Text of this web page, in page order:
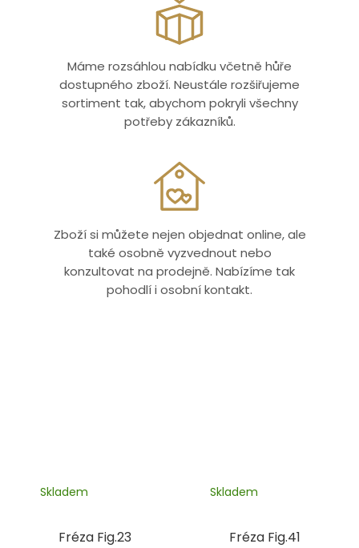
Máme rozsáhlou nabídku včetně hůře
dostupného zboží. Neustále rozšiřujeme
sortiment tak, abychom pokryli všechny
potřeby zákazníků.
Zboží si můžete nejen objednat online, ale
také osobně vyzvednout nebo
konzultovat na prodejně. Nabízíme tak
pohodlí i osobní kontakt.
Fréza Fig.23
Skladem
Fréza Fig.41
Skladem